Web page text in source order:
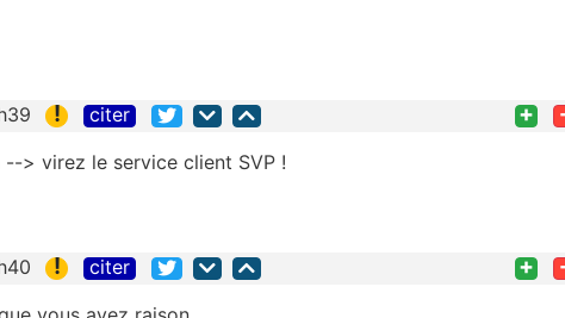
! citer +
> virez le service client SVP !
! citer +